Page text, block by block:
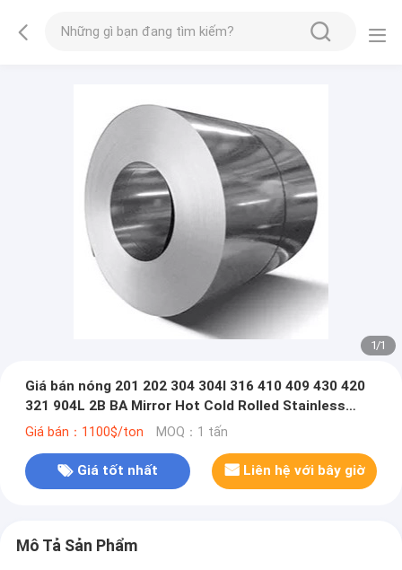
1/1
Giá bán nóng 201 202 304 304l 316 410 409 430 420
321 904L 2B BA Mirror Hot Cold Rolled Stainless
Steel Coil And Strip
Giá bán：1100$/ton MOQ：1 tấn
Giá tốt nhất Liên hệ với bây giờ
Mô Tả Sản Phẩm